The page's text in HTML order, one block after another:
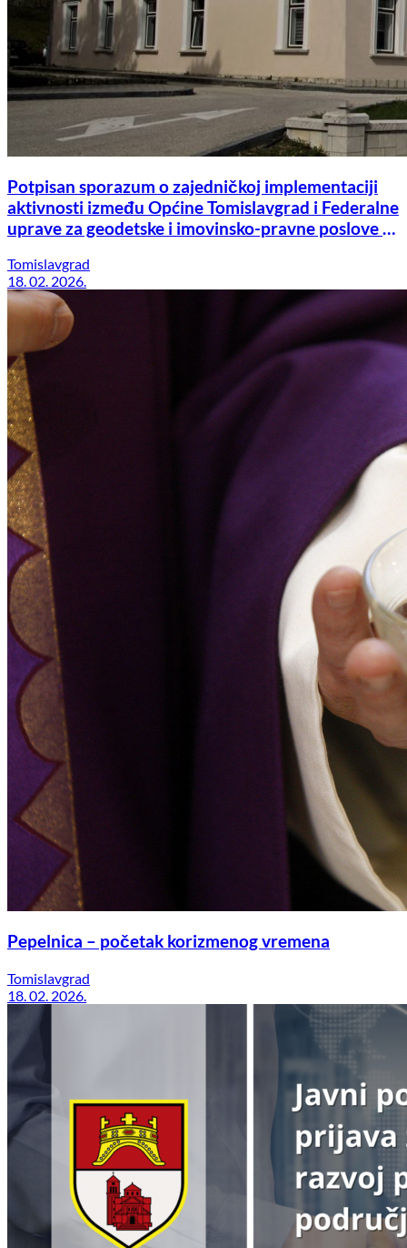
Potpisan sporazum o zajedničkoj implementaciji
aktivnosti između Općine Tomislavgrad i Federalne
uprave za geodetske i imovinsko-pravne poslove u
Tomislavgrad
18. 02. 2026.
Pepelnica – početak korizmenog vremena
Tomislavgrad
18. 02. 2026.